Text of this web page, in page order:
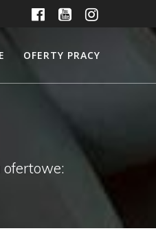
OFERTY PRACY